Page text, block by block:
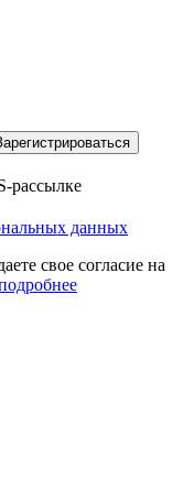
рассылке
данных
свое согласие на